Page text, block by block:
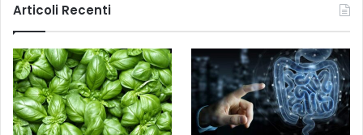
Articoli Recenti